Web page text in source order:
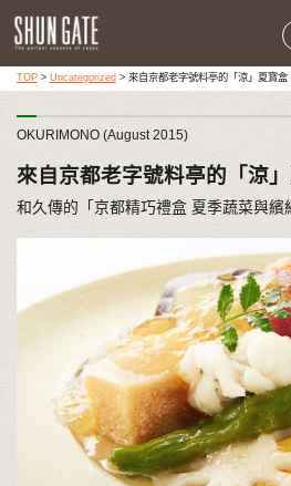
TOP> Uncategorized > 來自京都老字號料亭的「涼」夏寶盒
OKURIMONO (August 2015)
來自京都老字號料亭的「涼
和久傳的「京都精巧禮盒 夏季蔬菜與繽